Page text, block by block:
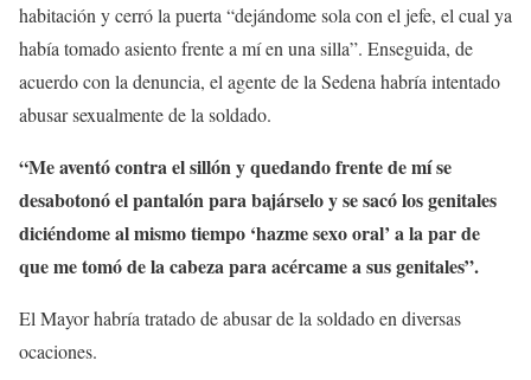
habitación y cerró la puerta “dejándome sola con el jefe, el cual ya
había tomado asiento frente a mí en una silla”. Enseguida, de
acuerdo con la denuncia, el agente de la Sedena habría intentado
abusar sexualmente de la soldado.
“Me aventó contra el sillón y quedando frente de mí se
desabotonó el pantalón para bajárselo y se sacó los genitales
diciéndome al mismo tiempo ‘hazme sexo oral’ a la par de
que me tomó de la cabeza para acércame a sus genitales”.
El Mayor habría tratado de abusar de la soldado en diversas
ocaciones.